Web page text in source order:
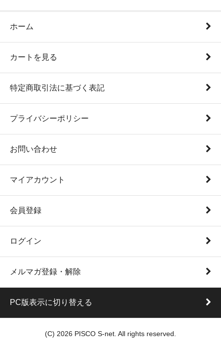
ホーム
カートを見る
特定商取引法に基づく表記
プライバシーポリシー
お問い合わせ
マイアカウント
会員登録
ログイン
メルマガ登録・解除
PC版表示に切り替える
(C) 2026 PISCO S-net. All rights reserved.